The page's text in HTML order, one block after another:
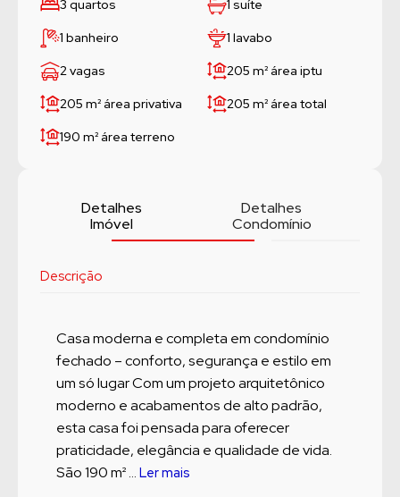
3 quartos 1 suíte
1 banheiro 1 lavabo
2 vagas 205 m²área iptu
205 m²área privativa 205 m²área total
190 m²área terreno
Detalhes
Imóvel
Detalhes
Condomínio
Descrição
Casa moderna e completa em condomínio
fechado – conforto, segurança e estilo em
um só lugar Com um projeto arquitetônico
moderno e acabamentos de alto padrão,
esta casa foi pensada para oferecer
praticidade, elegância e qualidade de vida.
São 190 m² ... Ler mais